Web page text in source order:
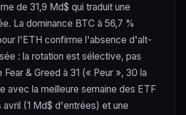
de 31,9 Md$ qui traduit une
La dominance BTC à 56,7 %
l'ETH confirme l'absence d'alt-
: la rotation est sélective, pas
& Greed à 31 (« Peur », 30 la
avec la meilleure semaine des ETF
avril (1 Md$ d'entrées) et une